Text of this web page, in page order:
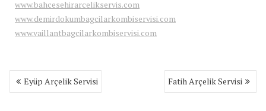
www.bahcesehirarcelikservis.com
www.demirdokumbagcilarkombiservisi.com
www.vaillantbagcilarkombiservisi.com
Yazı
gezinmesi
Eyüp Arçelik Servisi Fatih Arçelik Servisi